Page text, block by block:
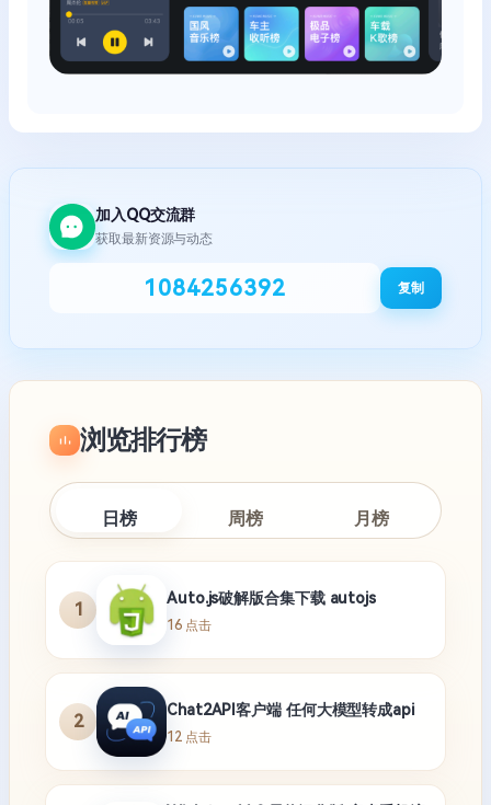
加入QQ交流群
获取最新资源与动态
1084256392 复制
浏览排行榜
日榜 周榜 月榜
1
Auto.js破解版合集下载 autojs
16 点击
2
Chat2API客户端 任何大模型转成api
12 点击